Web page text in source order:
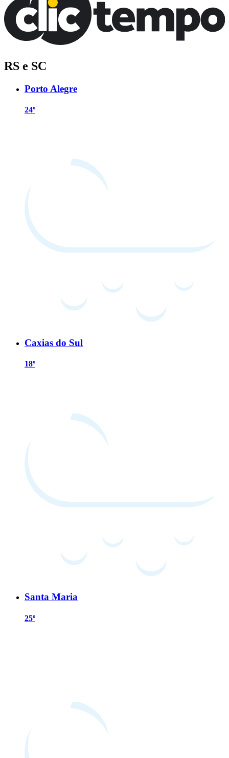
RS e SC
Porto Alegre
24º
Caxias do Sul
18º
Santa Maria
25º